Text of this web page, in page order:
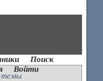
Поиск
Войти
темы